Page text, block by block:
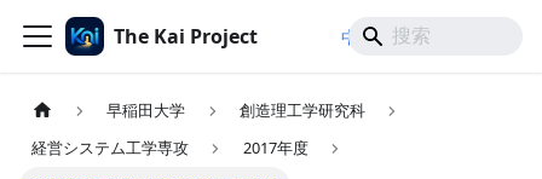
The Kai Project 中文/ 日本語
早稲田大学
創造理工学研究科
経営システム工学専攻
2017年度